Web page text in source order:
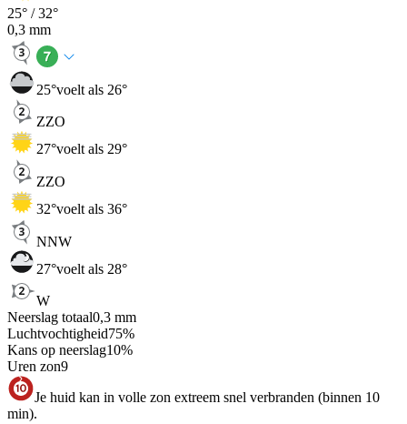
25° /32°
0,3 mm
25°voelt als 26°
ZZO
27°voelt als 29°
ZZO
32°voelt als 36°
NNW
27°voelt als 28°
W
Neerslag totaal0,3 mm
Luchtvochtigheid75%
Kans op neerslag10%
Uren zon9
Je huid kan in volle zon extreem snel verbranden (binnen 10
min).